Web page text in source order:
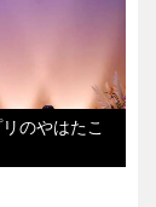
のやはたこ